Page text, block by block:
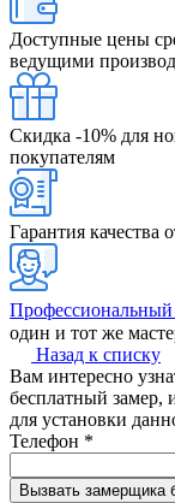
Доступные цены
ведущими
Скидка -10% для
покупателям
Гарантия качества
Профессиональный
один и тот же
Назад к списку
Вам интересно
бесплатный замер,
для установки
Телефон *